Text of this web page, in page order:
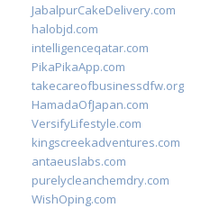
JabalpurCakeDelivery.com
halobjd.com
intelligenceqatar.com
PikaPikaApp.com
takecareofbusinessdfw.org
HamadaOfJapan.com
VersifyLifestyle.com
kingscreekadventures.com
antaeuslabs.com
purelycleanchemdry.com
WishOping.com